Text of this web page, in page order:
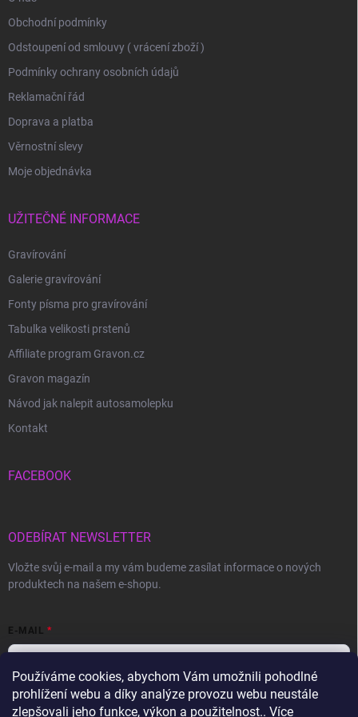
Používáme cookies, abychom Vám umožnili pohodlné
prohlížení webu a díky analýze provozu webu neustále
zlepšovali jeho funkce, výkon a použitelnost.. Více
Obchodní podmínky
Odstoupení od smlouvy ( vrácení zboží )
Podmínky ochrany osobních údajů
Reklamační řád
Doprava a platba
Věrnostní slevy
Moje objednávka
UŽITEČNÉ INFORMACE
Gravírování
Galerie gravírování
Fonty písma pro gravírování
Tabulka velikosti prstenů
Affiliate program Gravon.cz
Gravon magazín
Návod jak nalepit autosamolepku
Kontakt
FACEBOOK
ODEBÍRAT NEWSLETTER
Vložte svůj e-mail a my vám budeme zasílat informace o nových
produktech na našem e-shopu.
E-MAIL
Vložením e-mailu souhlasíte spodmínkami ochrany osobních údajů